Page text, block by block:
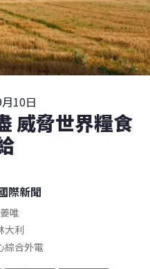
10日
威脅世界糧食
際新聞
姜唯
大利
綜合外電